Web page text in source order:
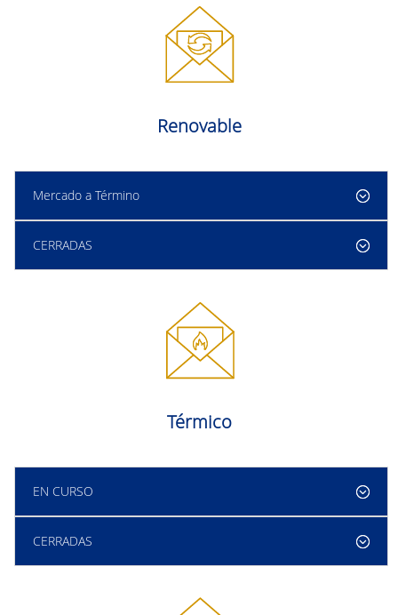
Renovable
Mercado a Término
CERRADAS
Térmico
EN CURSO
CERRADAS